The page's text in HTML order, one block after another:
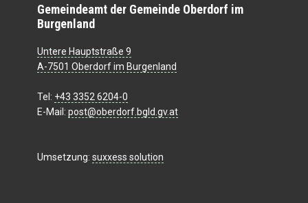
Gemeindeamt der Gemeinde Oberdorf im
Burgenland
Untere Hauptstraße 9
A-7501 Oberdorf im Burgenland
Tel: +43 3352 6204-0
E-Mail: post@oberdorf.bgld.gv.at
Umsetzung: suxxess solution